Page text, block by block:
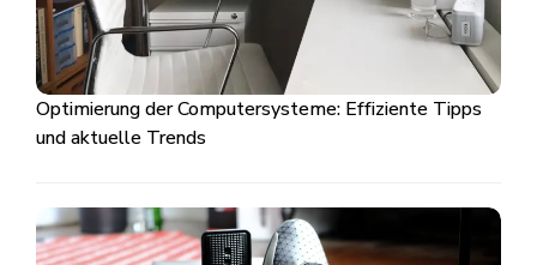
Optimierung der Computersysteme: Effiziente Tipps
und aktuelle Trends